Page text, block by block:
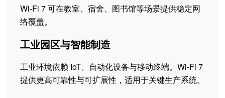
Wi-Fi 7 可在教室、宿舍、图书馆等场景提供稳定网
络覆盖。
工业园区与智能制造
工业环境依赖 IoT、自动化设备与移动终端。Wi-Fi 7
提供更高可靠性与可扩展性，适用于关键生产系统。